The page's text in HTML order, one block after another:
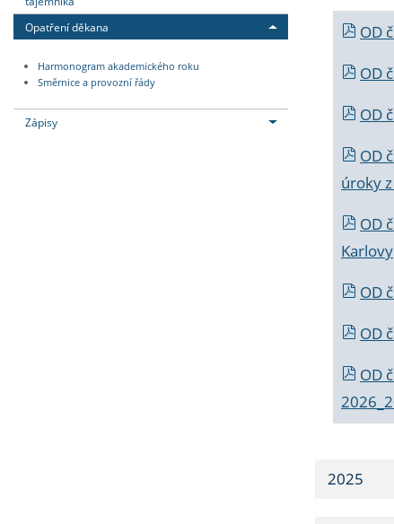
Opatření děkana
Harmonogram akademického roku
Směrnice a provozní řády
Zápisy
OD
OD
OD
OD
úroky
OD
Karlovy
OD
OD
OD
2025